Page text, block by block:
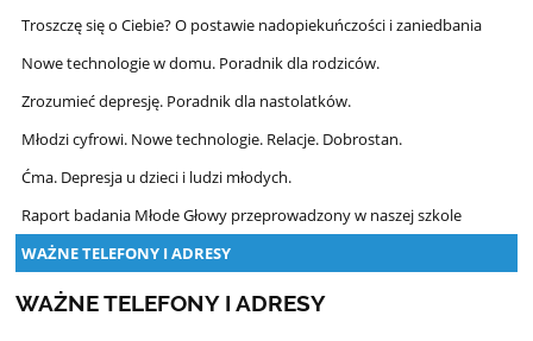
Troszczę się o Ciebie? O postawie nadopiekuńczości i zaniedbania
Nowe technologie w domu. Poradnik dla rodziców.
Zrozumieć depresję. Poradnik dla nastolatków.
Młodzi cyfrowi. Nowe technologie. Relacje. Dobrostan.
Ćma. Depresja u dzieci i ludzi młodych.
Raport badania Młode Głowy przeprowadzony w naszej szkole
WAŻNE TELEFONY I ADRESY
WAŻNE TELEFONY I ADRESY